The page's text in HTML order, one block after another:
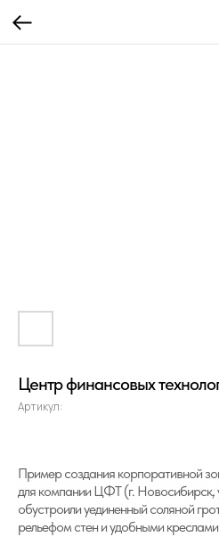
Центр финансовых
Артикул:
Пример создания корпоративной
для компании ЦФТ (г.
обустроили уединенный соляной
рельефом стен и удобными